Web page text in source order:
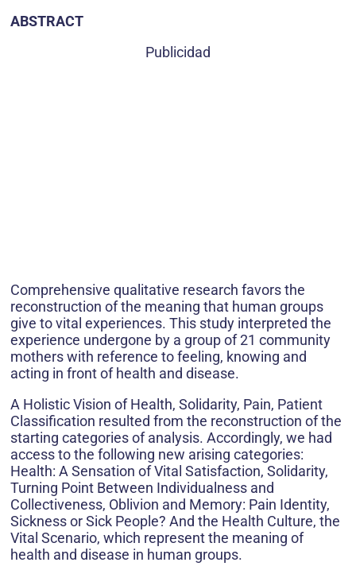
ABSTRACT
Publicidad
Comprehensive qualitative research favors the
reconstruction of the meaning that human groups
give to vital experiences. This study interpreted the
experience undergone by a group of 21 community
mothers with reference to feeling, knowing and
acting in front of health and disease.
A Holistic Vision of Health, Solidarity, Pain, Patient
Classification resulted from the reconstruction of the
starting categories of analysis. Accordingly, we had
access to the following new arising categories:
Health: A Sensation of Vital Satisfaction, Solidarity,
Turning Point Between Individualness and
Collectiveness, Oblivion and Memory: Pain Identity,
Sickness or Sick People? And the Health Culture, the
Vital Scenario, which represent the meaning of
health and disease in human groups.